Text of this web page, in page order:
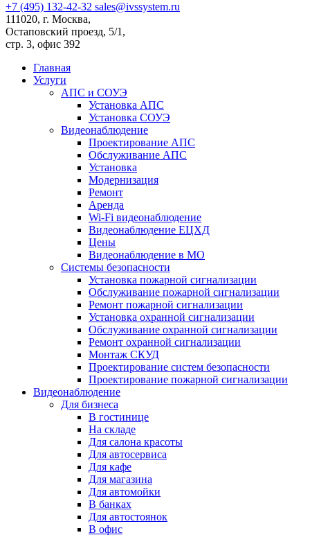
+7 (495) 132-42-32 sales@ivssystem.ru
111020, г. Москва,
Остаповский проезд, 5/1,
стр. 3, офис 392
Главная
Услуги
АПС и СОУЭ
Установка АПС
Установка СОУЭ
Видеонаблюдение
Проектирование АПС
Обслуживание АПС
Установка
Модернизация
Ремонт
Аренда
Wi-Fi видеонаблюдение
Видеонаблюдение ЕЦХД
Цены
Видеонаблюдение в МО
Системы безопасности
Установка пожарной сигнализации
Обслуживание пожарной сигнализации
Ремонт пожарной сигнализации
Установка охранной сигнализации
Обслуживание охранной сигнализации
Ремонт охранной сигнализации
Монтаж СКУД
Проектирование систем безопасности
Проектирование пожарной сигнализации
Видеонаблюдение
Для бизнеса
В гостинице
На складе
Для салона красоты
Для автосервиса
Для кафе
Для магазина
Для автомойки
В банках
Для автостоянок
В офис